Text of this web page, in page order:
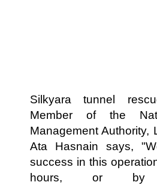
Silkyara tunnel
Member of the
Management Authority,
Ata Hasnain says,
success in this
hours, or by